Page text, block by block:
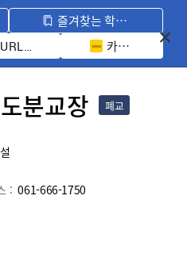
즐겨찾는 학교 모아보기
URL 복사 카카오톡 공유
분교장 폐교
: 061-666-1750